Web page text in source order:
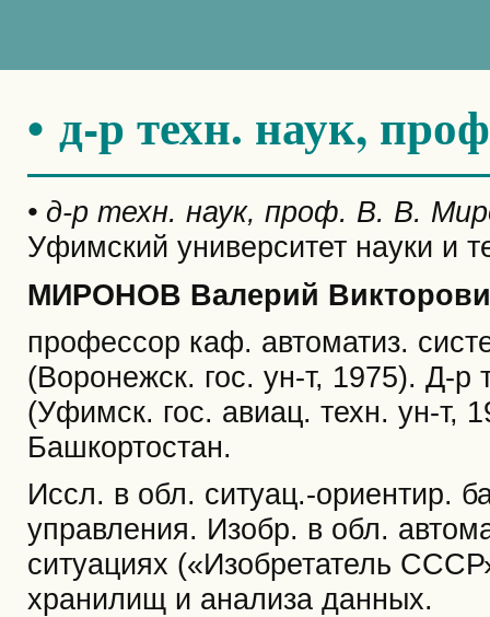
• д-р техн. наук,
• д-р техн. наук, проф. В. В.
Уфимский университет науки и
МИРОНОВ Валерий
профессор каф. автоматиз.
(Воронежск. гос. ун-т, 1975). Д-р
(Уфимск. гос. авиац. техн. ун-т,
Башкортостан.
Иссл. в обл. ситуац.-ориентир.
управления. Изобр. в обл.
ситуациях («Изобретатель
хранилищ и анализа данных.